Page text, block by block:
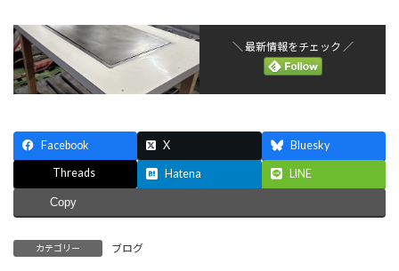
＼ 最新情報をチェック ／
Facebook X Bluesky
Threads Hatena LINE
Copy
カテゴリー ブログ